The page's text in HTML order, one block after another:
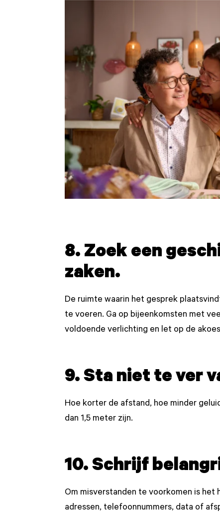
8. Zoek een
zaken.
De ruimte waarin het gesprek
te voeren. Ga op bijeenkomsten met
voldoende verlichting en let op de
9. Sta niet te ver
Hoe korter de afstand, hoe minder
dan 1,5 meter zijn.
10. Schrijf
Om misverstanden te voorkomen is
adressen, telefoonnummers, data of